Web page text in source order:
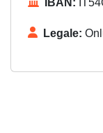
IBAN:
Legale: